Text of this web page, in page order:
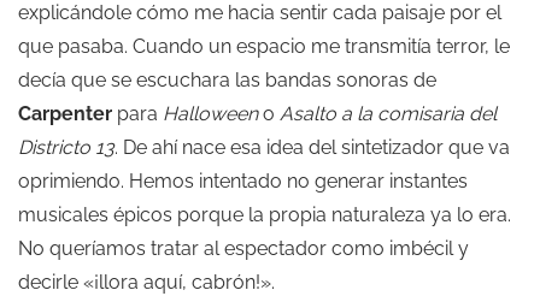
explicándole cómo me hacia sentir cada paisaje por el
que pasaba. Cuando un espacio me transmitía terror, le
decía que se escuchara las bandas sonoras de
Carpenter para Halloweeno Asalto a la comisaria del
Districto 13. De ahí nace esa idea del sintetizador que va
oprimiendo. Hemos intentado no generar instantes
musicales épicos porque la propia naturaleza ya lo era.
No queríamos tratar al espectador como imbécil y
decirle «¡llora aquí, cabrón!».